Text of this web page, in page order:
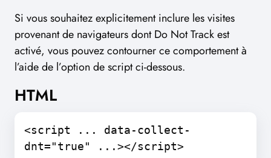
Si vous souhaitez explicitement inclure les visites
provenant de navigateurs dont Do Not Track est
activé, vous pouvez contourner ce comportement à
l’aide de l’option de script ci-dessous.
HTML
<script ... data-collect-
dnt="true" ...></script>